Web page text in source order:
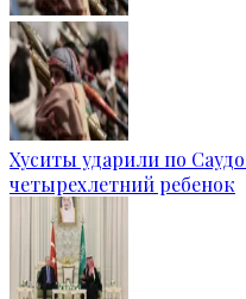
Хуситы ударили по
четырехлетний ребенок